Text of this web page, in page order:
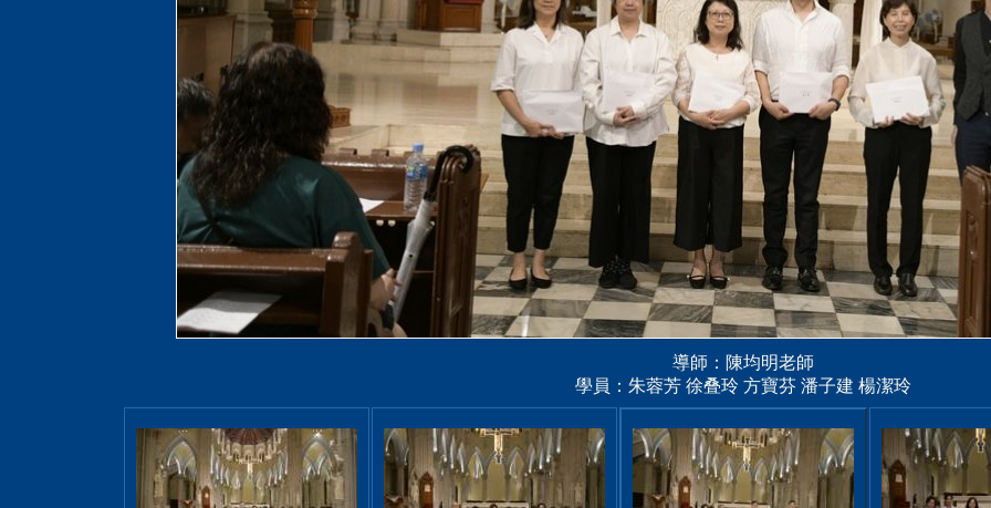
導師：陳均明老師
學員：朱蓉芳 徐叠玲 方寶芬 潘子建 楊潔玲